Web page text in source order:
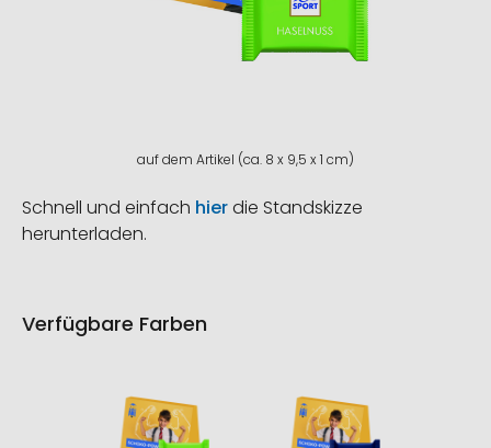
auf dem Artikel (ca. 8 x 9,5 x 1 cm)
Schnell und einfach hierdie Standskizze
herunterladen.
Verfügbare Farben